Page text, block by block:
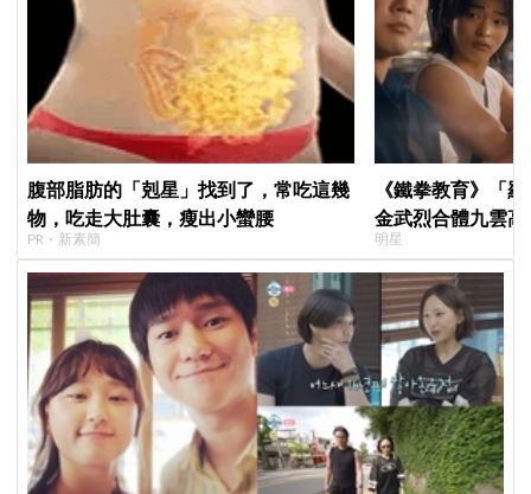
腹部脂肪的「剋星」找到了，常吃這幾
物，吃走大肚囊，瘦出小蠻腰
PR・新素簡
《鐵拳教育》「
金武烈合體九雲
嚇壞反應笑翻劇
明星